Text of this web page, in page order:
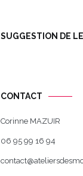
SUGGESTION DE
CONTACT
Corinne MAZUIR
06 95 99 16 94